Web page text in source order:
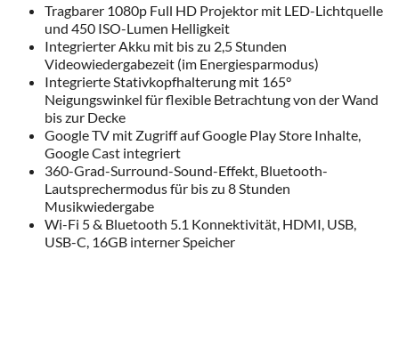
Tragbarer 1080p Full HD Projektor mit LED-Lichtquelle
und 450 ISO-Lumen Helligkeit
Integrierter Akku mit bis zu 2,5 Stunden
Videowiedergabezeit (im Energiesparmodus)
Integrierte Stativkopfhalterung mit 165°
Neigungswinkel für flexible Betrachtung von der Wand
bis zur Decke
Google TV mit Zugriff auf Google Play Store Inhalte,
Google Cast integriert
360-Grad-Surround-Sound-Effekt, Bluetooth-
Lautsprechermodus für bis zu 8 Stunden
Musikwiedergabe
Wi-Fi 5 & Bluetooth 5.1 Konnektivität, HDMI, USB,
USB-C, 16GB interner Speicher